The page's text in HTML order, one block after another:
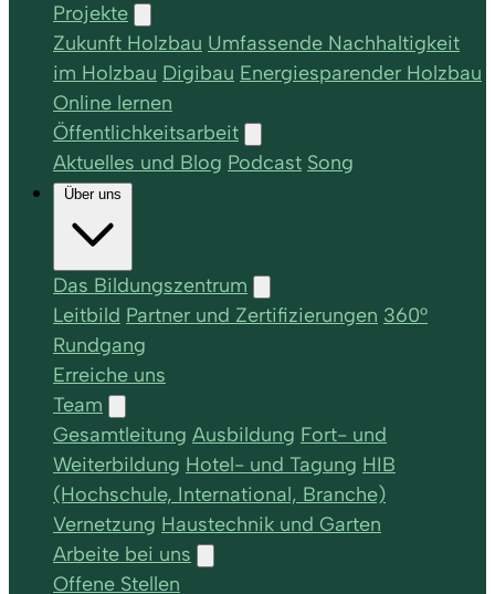
Projekte
Zukunft Holzbau Umfassende Nachhaltigkeit
im Holzbau Digibau Energiesparender Holzbau
Online lernen
Öffentlichkeitsarbeit
Aktuelles und Blog Podcast Song
Über uns
Das Bildungszentrum
Leitbild Partner und Zertifizierungen 360°
Rundgang
Erreiche uns
Team
Gesamtleitung Ausbildung Fort- und
Weiterbildung Hotel- und Tagung HIB
(Hochschule, International, Branche)
Vernetzung Haustechnik und Garten
Arbeite bei uns
Offene Stellen